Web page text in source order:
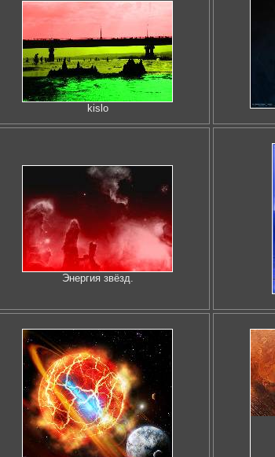
kislo
Энергия звёзд.